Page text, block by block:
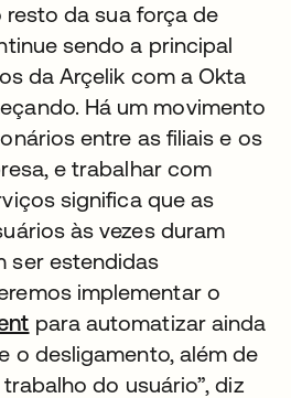
da sua força de
sendo a principal
da Arçelik com a Okta
Há um movimento
entre as filiais e os
e trabalhar com
significa que as
às vezes duram
ser estendidas
implementar o
para automatizar ainda
o desligamento, além de
do usuário”, diz